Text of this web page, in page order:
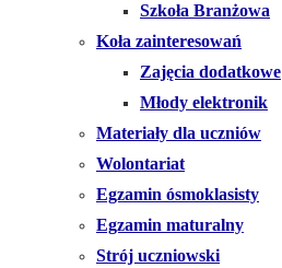
Szkoła Branżowa
Koła zainteresowań
Zajęcia dodatkowe
Młody elektronik
Materiały dla uczniów
Wolontariat
Egzamin ósmoklasisty
Egzamin maturalny
Strój uczniowski